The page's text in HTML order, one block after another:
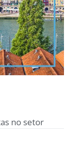
no setor